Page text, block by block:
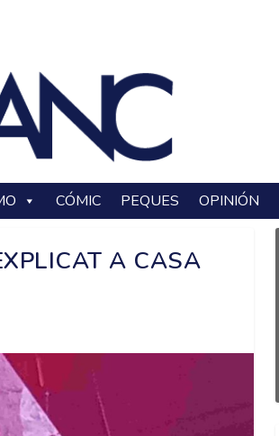
CÓMIC PEQUES OPINIÓN
A CASA